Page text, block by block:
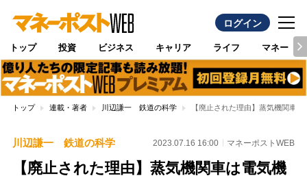
ログイン
トップ 投資 ビジネス キャリア ライフ マネー
トップ 連載・著者 川辺謙一 鉄道の科学 【廃止された理由】蒸気機関車
川辺謙一 鉄道の科学 2023.07.16 16:00 マネーポストWEB
【廃止された理由】蒸気機関車は電気機